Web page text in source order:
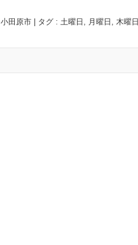
小田原市 タグ : 土曜日 , 月曜日 , 木曜日